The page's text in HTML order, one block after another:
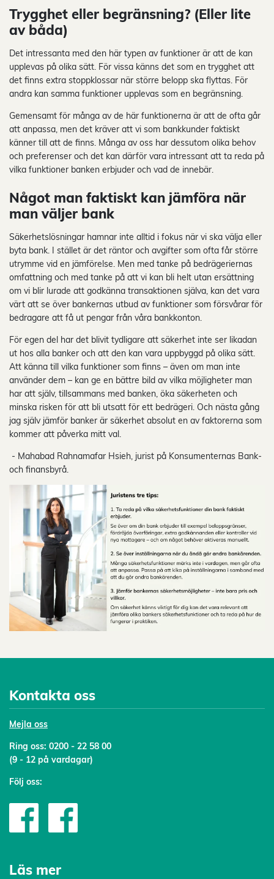
Trygghet eller begränsning? (Eller lite
av båda)
Det intressanta med den här typen av funktioner är att de kan
upplevas på olika sätt. För vissa känns det som en trygghet att
det finns extra stoppklossar när större belopp ska flyttas. För
andra kan samma funktioner upplevas som en begränsning.
Gemensamt för många av de här funktionerna är att de ofta går
att anpassa, men det kräver att vi som bankkunder faktiskt
känner till att de finns. Många av oss har dessutom olika behov
och preferenser och det kan därför vara intressant att ta reda på
vilka funktioner banken erbjuder och vad de innebär.
Något man faktiskt kan jämföra när
man väljer bank
Säkerhetslösningar hamnar inte alltid i fokus när vi ska välja eller
byta bank. I stället är det räntor och avgifter som ofta får större
utrymme vid en jämförelse. Men med tanke på bedrägeriernas
omfattning och med tanke på att vi kan bli helt utan ersättning
om vi blir lurade att godkänna transaktionen själva, kan det vara
värt att se över bankernas utbud av funktioner som försvårar för
bedragare att få ut pengar från våra bankkonton.
För egen del har det blivit tydligare att säkerhet inte ser likadan
ut hos alla banker och att den kan vara uppbyggd på olika sätt.
Att känna till vilka funktioner som finns – även om man inte
använder dem – kan ge en bättre bild av vilka möjligheter man
har att själv, tillsammans med banken, öka säkerheten och
minska risken för att bli utsatt för ett bedrägeri. Och nästa gång
jag själv jämför banker är säkerhet absolut en av faktorerna som
kommer att påverka mitt val.
- Mahabad Rahnamafar Hsieh, jurist på Konsumenternas Bank-
och finansbyrå.
Kontakta oss
Mejla oss
Ring oss: 0200 - 22 58 00
(9 - 12 på vardagar)
Följ oss:
Läs mer